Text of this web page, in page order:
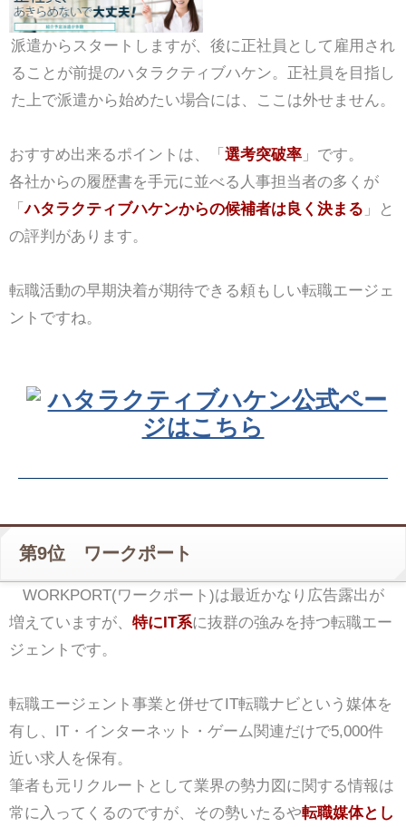
派遣からスタートしますが、後に正社員として雇用され
ることが前提のハタラクティブハケン。正社員を目指し
た上で派遣から始めたい場合には、ここは外せません。
おすすめ出来るポイントは、「 選考突破率」です。
各社からの履歴書を手元に並べる人事担当者の多くが
「ハタラクティブハケンからの候補者は良く決まる 」と
の評判があります。
転職活動の早期決着が期待できる頼もしい転職エージェ
ントですね。
ハタラクティブハケン公式ペー
ジはこちら
第9位 ワークポート
WORKPORT(ワークポート)は最近かなり広告露出が
増えていますが、 特にIT系に抜群の強みを持つ転職エー
ジェントです。
転職エージェント事業と併せてIT転職ナビという媒体を
有し、IT・インターネット・ゲーム関連だけで5,000件
近い求人を保有。
筆者も元リクルートとして業界の勢力図に関する情報は
常に入ってくるのですが、その勢いたるや転職媒体とし